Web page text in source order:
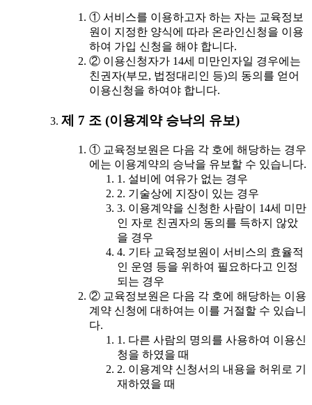
① 서비스를 이용하고자 하는 자는 교육정보
원이 지정한 양식에 따라 온라인신청을 이용
하여 가입 신청을 해야 합니다.
② 이용신청자가 14세 미만인자일 경우에는
친권자(부모, 법정대리인 등)의 동의를 얻어
이용신청을 하여야 합니다.
제 7 조 (이용계약 승낙의 유보)
① 교육정보원은 다음 각 호에 해당하는 경우
에는 이용계약의 승낙을 유보할 수 있습니다.
1. 설비에 여유가 없는 경우
2. 기술상에 지장이 있는 경우
3. 이용계약을 신청한 사람이 14세 미만
인 자로 친권자의 동의를 득하지 않았
을 경우
4. 기타 교육정보원이 서비스의 효율적
인 운영 등을 위하여 필요하다고 인정
되는 경우
② 교육정보원은 다음 각 호에 해당하는 이용
계약 신청에 대하여는 이를 거절할 수 있습니
다.
1. 다른 사람의 명의를 사용하여 이용신
청을 하였을 때
2. 이용계약 신청서의 내용을 허위로 기
재하였을 때